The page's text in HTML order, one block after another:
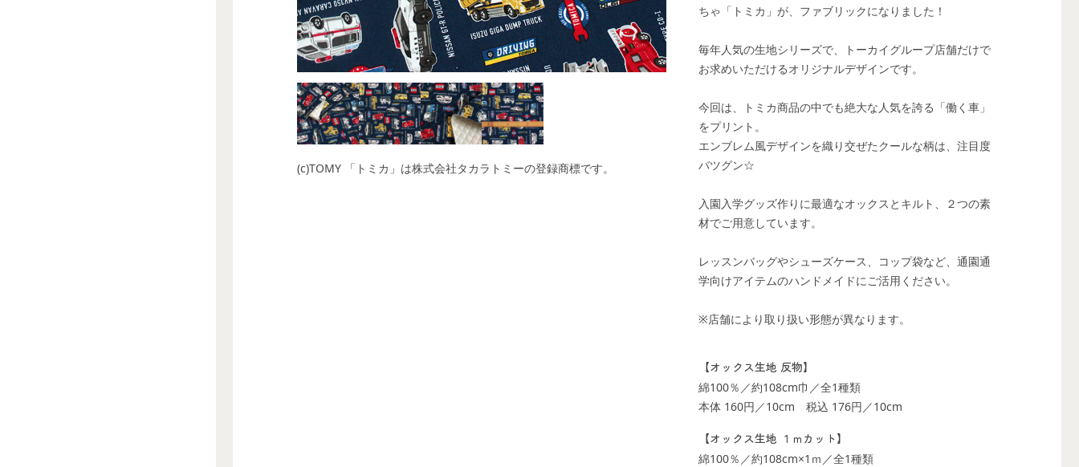
(c)TOMY 「トミカ」は株式会社タカラトミーの登録商標です。
ちゃ「トミカ」が、ファブリックになりました！
毎年人気の生地シリーズで、トーカイグループ店舗だけで
お求めいただけるオリジナルデザインです。
今回は、トミカ商品の中でも絶大な人気を誇る「働く車」
をプリント。
エンブレム風デザインを織り交ぜたクールな柄は、注目度
バツグン☆
入園入学グッズ作りに最適なオックスとキルト、２つの素
材でご用意しています。
レッスンバッグやシューズケース、コップ袋など、通園通
学向けアイテムのハンドメイドにご活用ください。
※店舗により取り扱い形態が異なります。
【オックス生地 反物】
綿100％／約108cm巾／全1種類
本体 160円／10cm 税込 176円／10cm
【オックス生地 １ｍカット】
綿100％／約108cm×1ｍ／全1種類